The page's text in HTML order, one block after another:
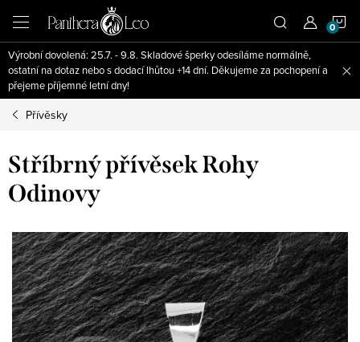
obsah
Výrobní dovolená: 25.7. - 9.8. Skladové šperky odesíláme normálně,
ostatní na dotaz nebo s dodací lhůtou +14 dní. Děkujeme za pochopení a
přejeme příjemné letní dny!
Přívěsky
Stříbrný přívěsek Rohy
Odinovy